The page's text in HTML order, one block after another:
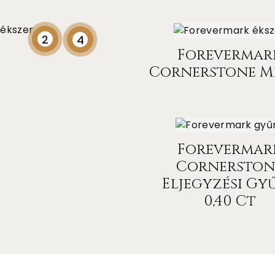
Cornerstone
Eljegyzési
0,40 Ct